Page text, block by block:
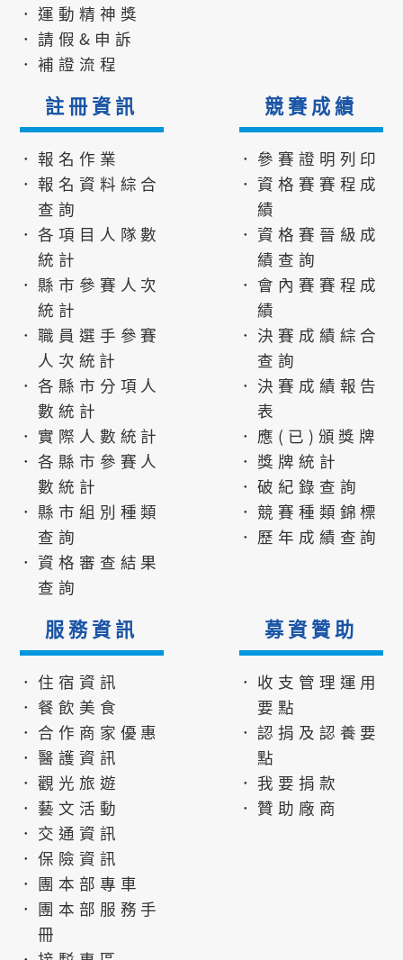
．運動精神獎
．請假&申訴
．補證流程
註冊資訊
．報名作業
．報名資料綜合
查詢
．各項目人隊數
統計
．縣市參賽人次
統計
．職員選手參賽
人次統計
．各縣市分項人
數統計
．實際人數統計
．各縣市參賽人
數統計
．縣市組別種類
查詢
．資格審查結果
查詢
競賽成績
．參賽證明列印
．資格賽賽程成
績
．資格賽晉級成
績查詢
．會內賽賽程成
績
．決賽成績綜合
查詢
．決賽成績報告
表
．應(已)頒獎牌
．獎牌統計
．破紀錄查詢
．競賽種類錦標
．歷年成績查詢
服務資訊
．住宿資訊
．餐飲美食
．合作商家優惠
．醫護資訊
．觀光旅遊
．藝文活動
．交通資訊
．保險資訊
．團本部專車
．團本部服務手
冊
募資贊助
．收支管理運用
要點
．認捐及認養要
點
．我要捐款
．贊助廠商